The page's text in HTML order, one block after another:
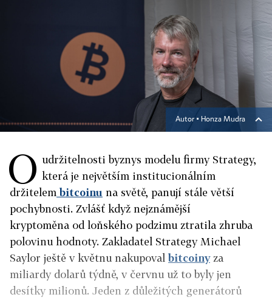
Autor ▪ Honza Mudra
O udržitelnosti byznys modelu firmy Strategy,
která je největším institucionálním
držitelem bitcoinu na světě, panují stále větší
pochybnosti. Zvlášť když nejznámější
kryptoměna od loňského podzimu ztratila zhruba
polovinu hodnoty. Zakladatel Strategy Michael
Saylor ještě v květnu nakupoval bitcoinyza
miliardy dolarů týdně, v červnu už to byly jen
desítky milionů. Jeden z důležitých generátorů